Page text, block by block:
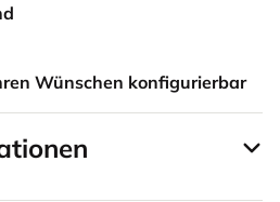
Wünschen konfigurierbar